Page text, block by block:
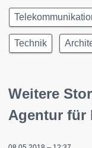
Technik
Weitere
Agentur für